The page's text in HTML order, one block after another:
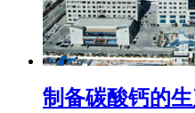
制备碳酸钙的